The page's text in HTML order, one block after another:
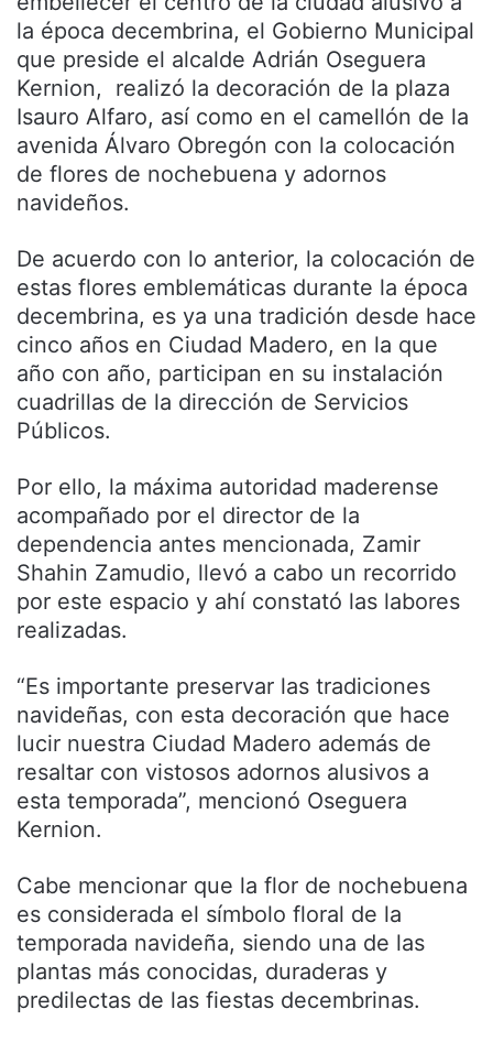
la época decembrina, el Gobierno Municipal
que preside el alcalde Adrián Oseguera
Kernion, realizó la decoración de la plaza
Isauro Alfaro, así como en el camellón de la
avenida Álvaro Obregón con la colocación
de flores de nochebuena y adornos
navideños.
De acuerdo con lo anterior, la colocación de
estas flores emblemáticas durante la época
decembrina, es ya una tradición desde hace
cinco años en Ciudad Madero, en la que
año con año, participan en su instalación
cuadrillas de la dirección de Servicios
Públicos.
Por ello, la máxima autoridad maderense
acompañado por el director de la
dependencia antes mencionada, Zamir
Shahin Zamudio, llevó a cabo un recorrido
por este espacio y ahí constató las labores
realizadas.
“Es importante preservar las tradiciones
navideñas, con esta decoración que hace
lucir nuestra Ciudad Madero además de
resaltar con vistosos adornos alusivos a
esta temporada”, mencionó Oseguera
Kernion.
Cabe mencionar que la flor de nochebuena
es considerada el símbolo floral de la
temporada navideña, siendo una de las
plantas más conocidas, duraderas y
predilectas de las fiestas decembrinas.